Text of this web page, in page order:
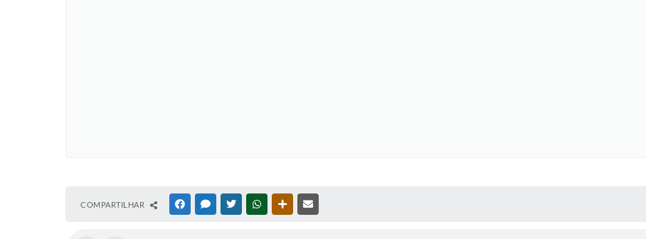
COMPARTILHAR FACEBOOKMESSENGER
TWITTERWHATSAPPOUTRAS MÍDIAS